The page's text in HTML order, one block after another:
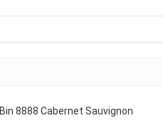
Bin 8888 Cabernet Sauvignon